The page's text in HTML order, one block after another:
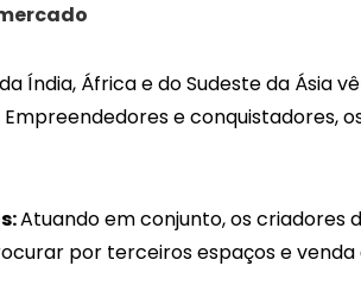
Índia, África e do Sudeste da Ásia
e conquistadores,
Atuando em conjunto, os criadores
por terceiros espaços e